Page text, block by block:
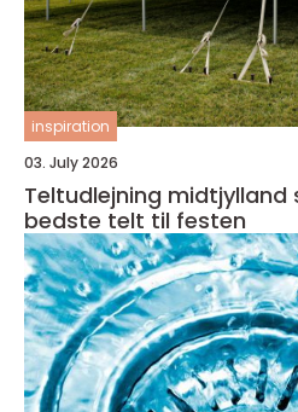
inspiration
03. July 2026
Teltudlejning midtjylland sådan får du det
bedste telt til festen